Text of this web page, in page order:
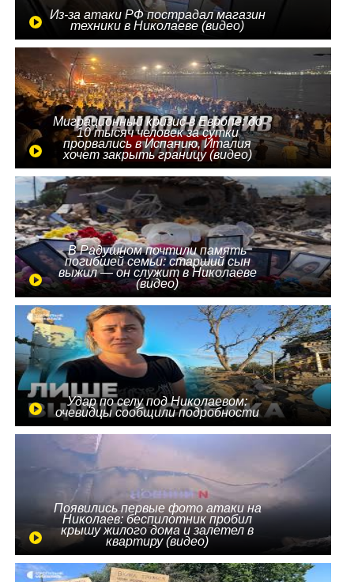
Из-за атаки РФ пострадал магазин
техники в Николаеве (видео)
Миграционный кризис в Европе: до
10 тысяч человек за сутки
прорвались в Испанию, Италия
хочет закрыть границу (видео)
В Радушном почтили память
погибшей семьи: старший сын
выжил — он служит в Николаеве
(видео)
Удар по селу под Николаевом:
очевидцы сообщили подробности
Появились первые фото атаки на
Николаев: беспилотник пробил
крышу жилого дома и залетел в
квартиру (видео)